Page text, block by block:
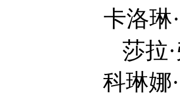
卡洛琳·赫弗
莎拉·弗里
科琳娜·哈弗